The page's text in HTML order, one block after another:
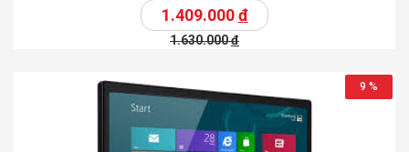
1.409.000đ
1.630.000đ
9 %